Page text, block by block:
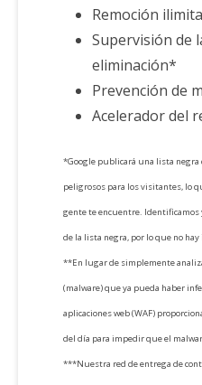
Remoción
Supervisión de
eliminación*
Prevención de
Acelerador del
*Google publicará una lista
peligrosos para los visitantes, lo
gente te encuentre.
de la lista negra, por lo que no
**En lugar de simplemente
(malware) que ya pueda haber
aplicaciones web (WAF)
del día para impedir que el
***Nuestra red de entrega de